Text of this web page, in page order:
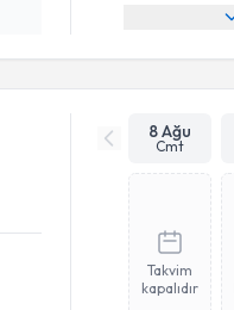
8 Ağu
Cmt
Takvim
kapalıdır